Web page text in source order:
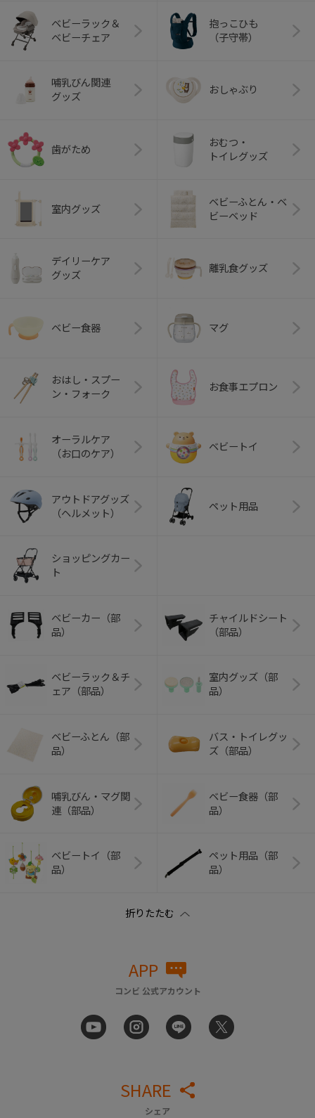
ベビーラック＆
ベビーチェア
抱っこひも
（子守帯）
哺乳びん関連
グッズ
おしゃぶり
歯がため
おむつ・
トイレグッズ
室内グッズ
ベビーふとん・ベ
ビーベッド
デイリーケア
グッズ
離乳食グッズ
ベビー食器 マグ
おはし・スプー
ン・フォーク
お食事エプロン
オーラルケア
（お口のケア）
ベビートイ
アウトドアグッズ
（ヘルメット）
ペット用品
ショッピングカー
ト
ベビーカー（部
品）
チャイルドシート
（部品）
ベビーラック＆チ
ェア（部品）
室内グッズ（部
品）
ベビーふとん（部
品）
バス・トイレグッ
ズ（部品）
哺乳びん・マグ関
連（部品）
ベビー食器（部
品）
ベビートイ（部
品）
ペット用品（部
品）
APP
コンビ 公式アカウント
SHARE
シェア